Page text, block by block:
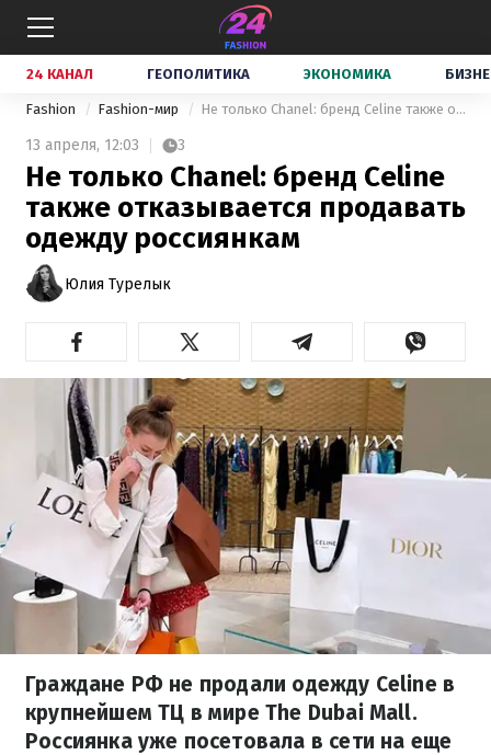
24 КАНАЛ ГЕОПОЛИТИКА ЭКОНОМИКА
Fashion Fashion-мир Не только Chanel: бренд Celine также отказывается продавать одежду россиянкам
13 апреля, 12:03 3
Не только Chanel: бренд Celine
также отказывается продавать
одежду россиянкам
Юлия Турелык
Граждане РФ не продали одежду Celine в
крупнейшем ТЦ в мире The Dubai Mall.
Россиянка уже посетовала в сети на еще